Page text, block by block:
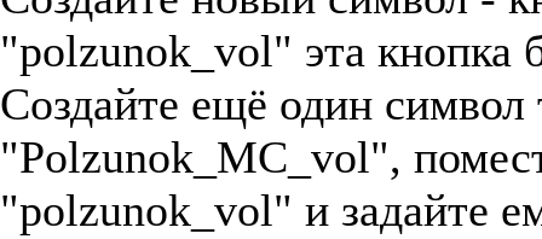
"polzunok_vol" эта кнопка
Создайте ещё один
"Polzunok_MC_vol",
"polzunok_vol" и задайте